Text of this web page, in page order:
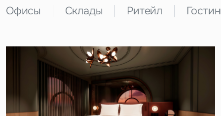
Офисы Склады Ритейл
Вопрос
Предложение
Жалоба
Это обязательное поле
Это обязательное поле